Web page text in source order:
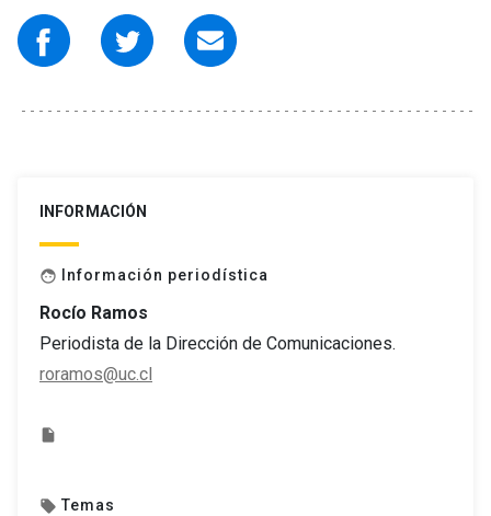
INFORMACIÓN
face Información periodística
Rocío Ramos
Periodista de la Dirección de Comunicaciones.
roramos@uc.cl
insert_drive_file
local_offer Temas